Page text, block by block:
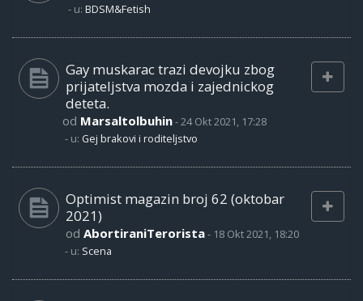
- u: BDSM&Fetish
Gay muskarac trazi devojku zbog
prijateljstva mozda i zajednickog
deteta.
od Marsaltolbuhin-24 Okt 2021, 17:28
- u: Gej brakovi i roditeljstvo
Optimist magazin broj 62 (oktobar
2021)
od AbortiraniTerorista- 18 Okt 2021, 18:20
- u: Scena